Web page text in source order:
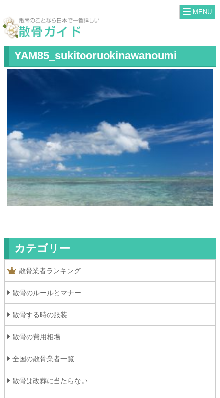
MENU
YAM85_sukitooruokinawanoumi
カテゴリー
散骨業者ランキング
散骨のルールとマナー
散骨する時の服装
散骨の費用相場
全国の散骨業者一覧
散骨は改葬に当たらない